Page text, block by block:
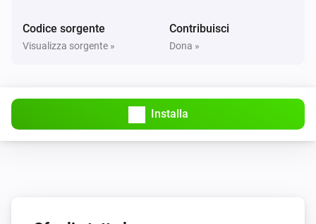
Codice sorgente
Visualizza sorgente »
Contribuisci
Dona »
Installa